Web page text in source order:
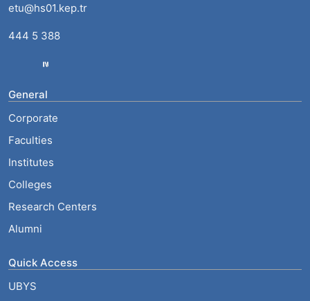
etu@hs01.kep.tr
444 5 388
General
Corporate
Faculties
Institutes
Colleges
Research Centers
Alumni
Quick Access
UBYS